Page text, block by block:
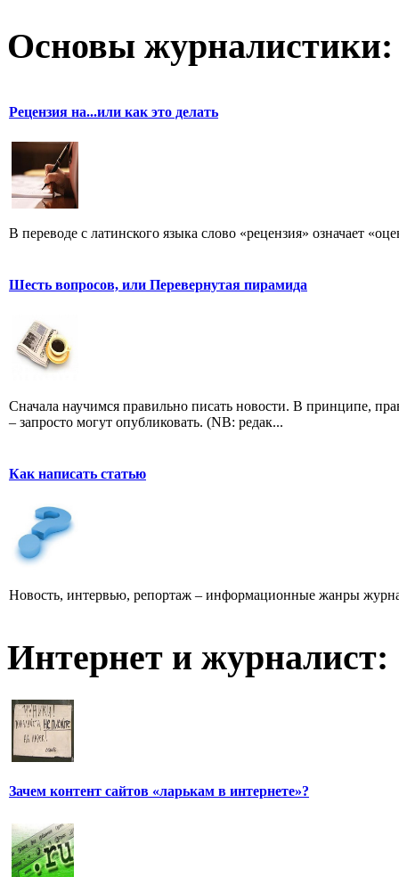
Основы журналистики:
Рецензия на...или как это делать
В переводе с латинского языка слово «рецензия» означает
Шесть вопросов, или Перевернутая пирамида
Сначала научимся правильно писать новости. В принципе,
– запросто могут опубликовать. (NB: редак...
Как написать статью
Новость, интервью, репортаж – информационные жанры
Интернет и журналист:
Зачем контент сайтов «ларькам в интернете»?